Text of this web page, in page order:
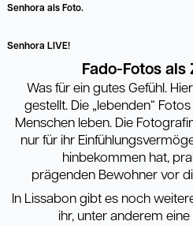
Senhora als Foto.
Senhora LIVE!
Fado-Fotos als
Was für ein gutes Gefühl.
gestellt. Die „lebenden“
Menschen leben. Die
nur für ihr
hinbekommen hat,
prägenden Bewohner vor
In Lissabon gibt es noch
ihr, unter anderem